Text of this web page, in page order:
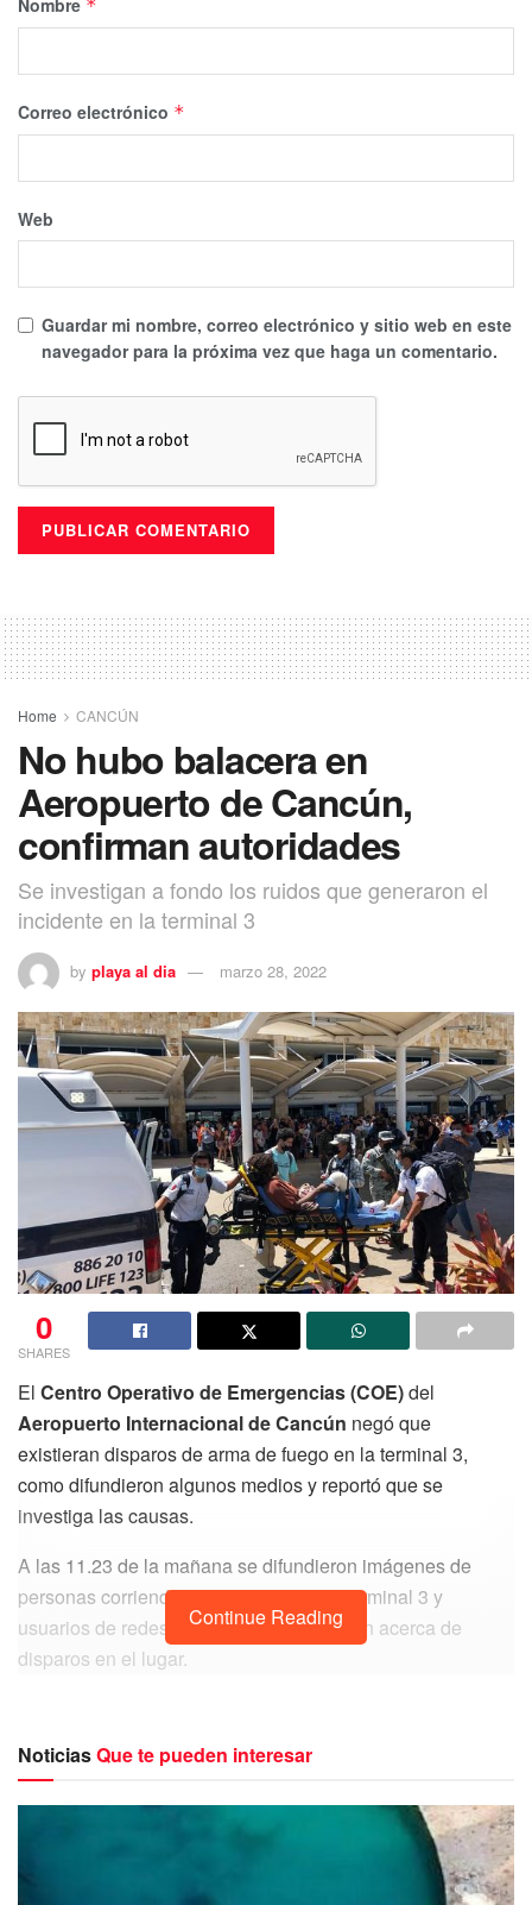
*
Correo electrónico *
Web
Guardar mi nombre, correo electrónico y sitio web en este
navegador para la próxima vez que haga un comentario.
Home CANCÚN
No hubo balacera en
Aeropuerto de Cancún,
confirman autoridades
Se investigan a fondo los ruidos que generaron el
incidente en la terminal 3
by playa al dia marzo 28, 2022
0
SHARES
El Centro Operativo de Emergencias (COE)del
Aeropuerto Internacional de Cancún negó que
existieran disparos de arma de fuego en la terminal 3,
como difundieron algunos medios y reportó que se
investiga las causas.
A las 11.23 de la mañana se difundieron imágenes de
personas corriendo en el exterior de la terminal 3 y
usuarios de redes sociales mal informaron acerca de
disparos en el lugar.
negaron que existieran disparos de armas de fuego y
elementos de distintas dependencias de seguridad dieron
apoyo a víctimas de crisis nerviosas.
Continue Reading
NoticiasQue te pueden interesar